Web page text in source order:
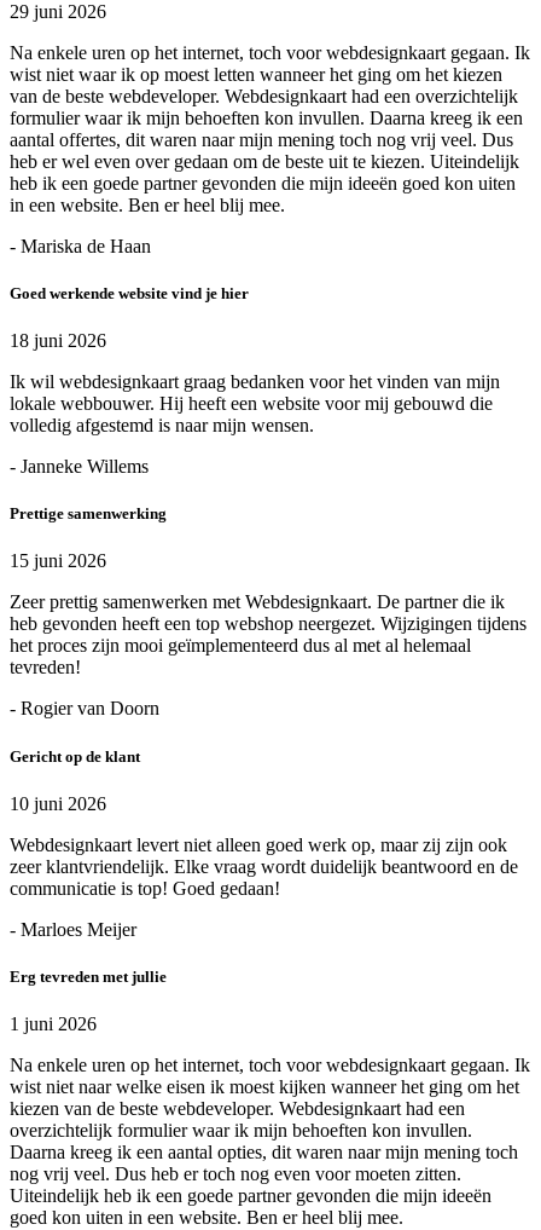
29 juni 2026
Na enkele uren op het internet, toch voor webdesignkaart gegaan. Ik
wist niet waar ik op moest letten wanneer het ging om het kiezen
van de beste webdeveloper. Webdesignkaart had een overzichtelijk
formulier waar ik mijn behoeften kon invullen. Daarna kreeg ik een
aantal offertes, dit waren naar mijn mening toch nog vrij veel. Dus
heb er wel even over gedaan om de beste uit te kiezen. Uiteindelijk
heb ik een goede partner gevonden die mijn ideeën goed kon uiten
in een website. Ben er heel blij mee.
- Mariska de Haan
Goed werkende website vind je hier
18 juni 2026
Ik wil webdesignkaart graag bedanken voor het vinden van mijn
lokale webbouwer. Hij heeft een website voor mij gebouwd die
volledig afgestemd is naar mijn wensen.
- Janneke Willems
Prettige samenwerking
15 juni 2026
Zeer prettig samenwerken met Webdesignkaart. De partner die ik
heb gevonden heeft een top webshop neergezet. Wijzigingen tijdens
het proces zijn mooi geïmplementeerd dus al met al helemaal
tevreden!
- Rogier van Doorn
Gericht op de klant
10 juni 2026
Webdesignkaart levert niet alleen goed werk op, maar zij zijn ook
zeer klantvriendelijk. Elke vraag wordt duidelijk beantwoord en de
communicatie is top! Goed gedaan!
- Marloes Meijer
Erg tevreden met jullie
1 juni 2026
Na enkele uren op het internet, toch voor webdesignkaart gegaan. Ik
wist niet naar welke eisen ik moest kijken wanneer het ging om het
kiezen van de beste webdeveloper. Webdesignkaart had een
overzichtelijk formulier waar ik mijn behoeften kon invullen.
Daarna kreeg ik een aantal opties, dit waren naar mijn mening toch
nog vrij veel. Dus heb er toch nog even voor moeten zitten.
Uiteindelijk heb ik een goede partner gevonden die mijn ideeën
goed kon uiten in een website. Ben er heel blij mee.